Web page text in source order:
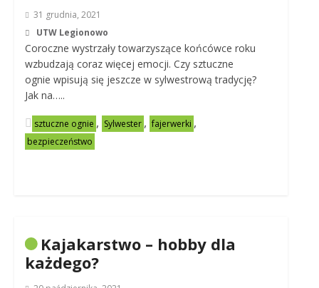
31 grudnia, 2021
UTW Legionowo
Coroczne wystrzały towarzyszące końcówce roku
wzbudzają coraz więcej emocji. Czy sztuczne
ognie wpisują się jeszcze w sylwestrową tradycję?
Jak na…..
sztuczne ognie , Sylwester , fajerwerki ,
bezpieczeństwo
Kajakarstwo – hobby dla
każdego?